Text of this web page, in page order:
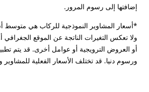
إضافتها إلى رسوم المرور.
ولا تعكس التغيرات الناتجة عن الموقع الجغرافي
أو العروض الترويجية أو عوامل أخرى. قد يتم
ورسوم دنيا. قد تختلف الأسعار الفعلية للمشاوير